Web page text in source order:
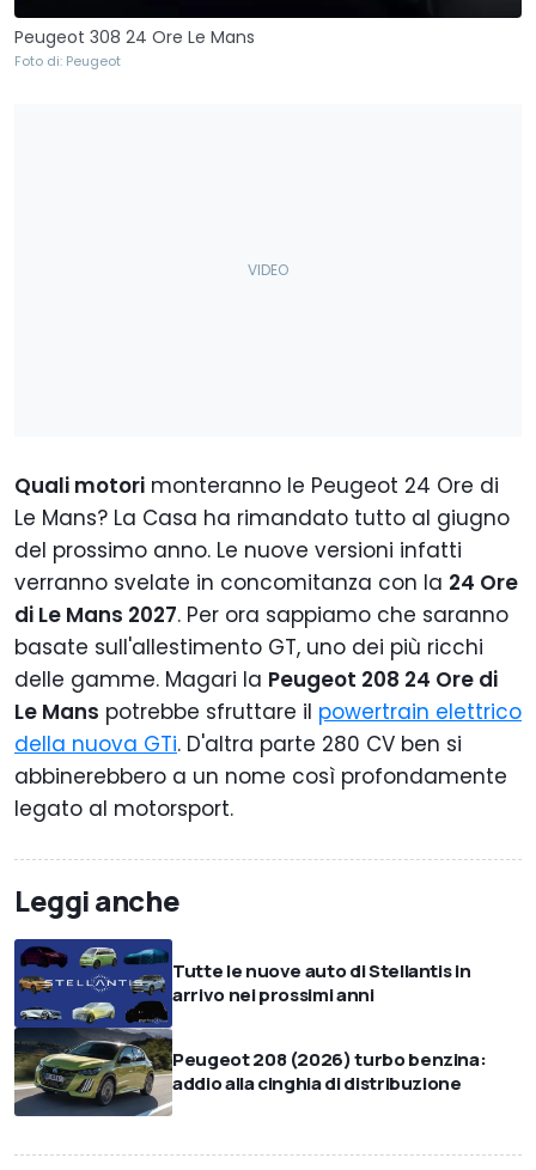
Peugeot 308 24 Ore Le Mans
Foto di: Peugeot
Quali motori monteranno le Peugeot 24 Ore di
Le Mans? La Casa ha rimandato tutto al giugno
del prossimo anno. Le nuove versioni infatti
verranno svelate in concomitanza con la 24 Ore
di Le Mans 2027. Per ora sappiamo che saranno
basate sull'allestimento GT, uno dei più ricchi
delle gamme. Magari la Peugeot 208 24 Ore di
Le Mans potrebbe sfruttare il powertrain elettrico
della nuova GTi. D'altra parte 280 CV ben si
abbinerebbero a un nome così profondamente
legato al motorsport.
Leggi anche
Tutte le nuove auto di Stellantis in
arrivo nei prossimi anni
Peugeot 208 (2026) turbo benzina:
addio alla cinghia di distribuzione